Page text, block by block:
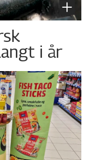
i år